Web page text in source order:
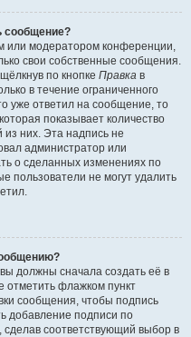
сообщение?
или модератором конференции,
свои собственные сообщения.
по кнопке Правка в
в течение ограниченного
уже ответил на сообщение, то
показывает количество
из них. Эта надпись не
администратор или
о сделанных изменениях по
пользователи не могут удалить
должны сначала создать её в
отметить флажком пункт
сообщения, чтобы подпись
добавление подписи по
соответствующий выбор в